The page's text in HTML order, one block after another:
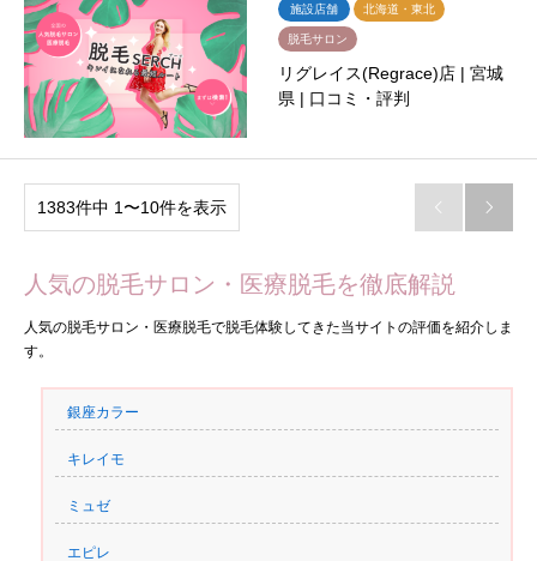
施設店舗 北海道・東北
脱毛サロン
リグレイス(Regrace)店 | 宮城
県 | 口コミ・評判
1383件中 1〜10件を表示  
人気の脱毛サロン・医療脱毛を徹底解説
人気の脱毛サロン・医療脱毛で脱毛体験してきた当サイトの評価を紹介しま
す。
銀座カラー
キレイモ
ミュゼ
エピレ